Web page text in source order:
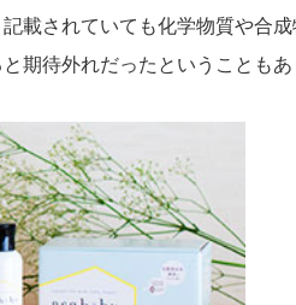
載されていても化学物質や合
期待外れだったということもあ